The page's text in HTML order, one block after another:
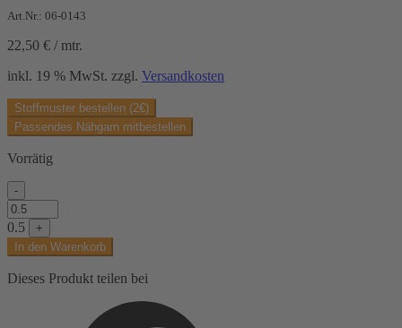
Art.Nr.: 06-0143
22,50 € / mtr.
inkl. 19 % MwSt. zzgl. Versandkosten
Stoffmuster bestellen (2€)
Passendes Nähgarn mitbestellen
Vorrätig
-
Jeansstoff,
dunkelblau,
uni
Menge
0.5
+
In den Warenkorb
Dieses Produkt teilen bei